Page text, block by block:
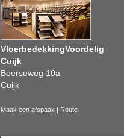
VloerbedekkingVoordelig
Cuijk
Beerseweg 10a
Cuijk
Maak een afspaak | Route